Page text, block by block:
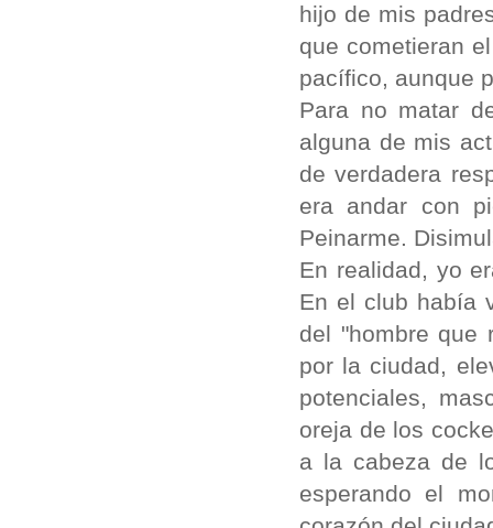
hijo de mis
que cometieran
pacífico, aunque
Para no matar
alguna de mis
de verdadera
era andar con
Peinarme.
En realidad, yo
En el club había
del "hombre que
por la ciudad,
potenciales,
oreja de los
a la cabeza de
esperando el